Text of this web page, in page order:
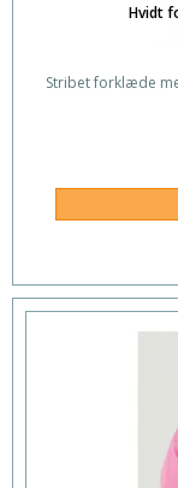
Hvidt
Stribet forklæde